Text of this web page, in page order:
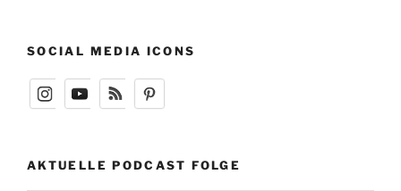
SOCIAL MEDIA ICONS
AKTUELLE PODCAST FOLGE